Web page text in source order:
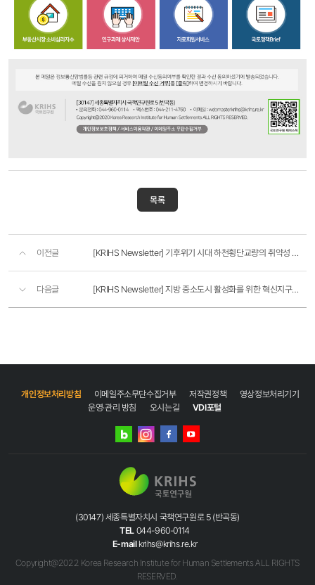
목록
이전글 [KRIHS Newsletter] 기후위기 시대 하천횡단교량의 취약성 해소방안
다음글 [KRIHS Newsletter] 지방 중소도시 활성화를 위한 혁신지구제도 확대·개편 방안
개인정보처리방침 이메일주소무단수집거부 저작권정책
영상정보처리기기
운영·관리 방침
오시는길 VDI포털
네이버
인스타그램
(30147) 세종특별자치시 국책연구원로 5 (반곡동)
TEL 044-960-0114
E-mail krihs@krihs.re.kr
Copyright@2022 Korea Research Institute for Human Settlements ALL RIGHTS
RESERVED.